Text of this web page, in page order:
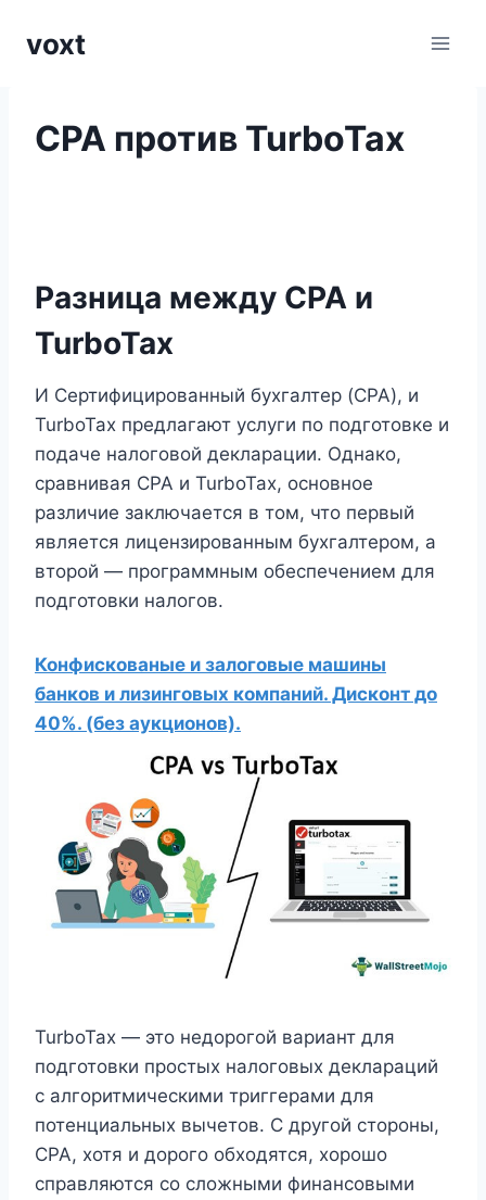
voxt
CPA против TurboTax
Разница между CPA и
TurboTax
И Сертифицированный бухгалтер (CPA), и
TurboTax предлагают услуги по подготовке и
подаче налоговой декларации. Однако,
сравнивая CPA и TurboTax, основное
различие заключается в том, что первый
является лицензированным бухгалтером, а
второй — программным обеспечением для
подготовки налогов.
Конфискованые и залоговые машины
банков и лизинговых компаний. Дисконт до
40%. (без аукционов).
TurboTax — это недорогой вариант для
подготовки простых налоговых деклараций
с алгоритмическими триггерами для
потенциальных вычетов. С другой стороны,
CPA, хотя и дорого обходятся, хорошо
справляются со сложными финансовыми